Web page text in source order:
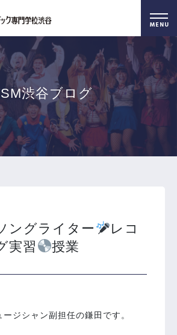
資料請求 オープンキャンパス
渋谷ブログ
ングライター
レコ
実習
授業
ジシャン副担任の鎌田です。